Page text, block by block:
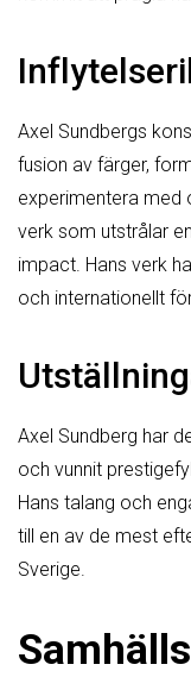
Axel Sundbergs
fusion av färger,
experimentera med
verk som utstrålar
impact. Hans verk
och internationellt
Axel Sundberg har
och vunnit
Hans talang och
till en av de mest
Sverige.